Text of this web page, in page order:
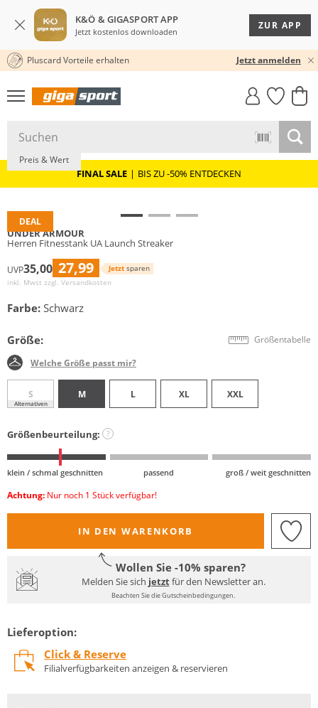
K&Ö & GIGASPORT APP
Jetzt kostenlos downloaden
ZUR APP
30 TAGE RÜCKGABERECHT
Pluscard Vorteile erhalten Jetzt anmelden
GIGASTYLE
FAHRRAD­
MUST-HAVE
FINAL SALE | BIS ZU -50% ENTDECKEN
DEAL
Preis & Wert
UNDER ARMOUR
Herren Fitnesstank UA Launch Streaker
UVP35,00 27,99 Jetzt sparen
inkl. Mwst zzgl. Versandkosten
Farbe: Schwarz
Größe: Größentabelle
Welche Größe passt mir?
S
Alternativen
M L XL XXL
Größenbeurteilung: ?
klein / schmal geschnitten passend groß / weit geschnitten
Achtung: Nur noch 1 Stück verfügbar!
IN DEN WARENKORB
Wollen Sie -10% sparen?
Melden Sie sich jetztfür den Newsletter an.
Beachten Sie die Gutscheinbedingungen.
Lieferoption:
Click & Reserve
Filialverfügbarkeiten anzeigen & reservieren